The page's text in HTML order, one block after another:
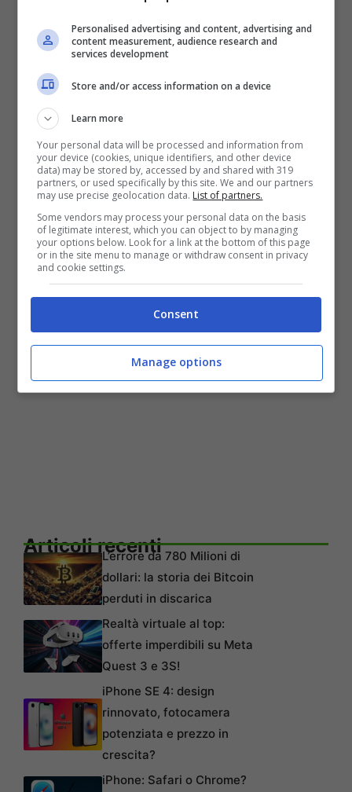
PS Network, circa 2.2 milioni di utenti, ma
potrebbe trattare ben 77 milioni di utenti.
Numerose organizzazioni anche italiane
stanno organizzando una class-action per la
poca chiarezza di Sony ma anche per la
privacy violata per milioni di utenti.Il
presidente Kax Hirai ha riferito che Sony sarà
pronta a risarcire tutti gli utenti danneggiati
da questo attacco , riservando speciali
download ai clienti .
Articoli recentiL’errore da 780 Milioni di
dollari: la storia dei Bitcoin
perduti in discarica
Realtà virtuale al top:
offerte imperdibili su Meta
Quest 3 e 3S!
iPhone SE 4: design
rinnovato, fotocamera
potenziata e prezzo in
crescita?
iPhone: Safari o Chrome?
Personalised advertising and content, advertising and
content measurement, audience research and
services development
Store and/or access information on a device
Learn more
Your personal data will be processed and information from
your device (cookies, unique identifiers, and other device
data) may be stored by, accessed by and shared with 319
partners, or used specifically by this site. We and our partners
may use precise geolocation data. List of partners.
Some vendors may process your personal data on the basis
of legitimate interest, which you can object to by managing
your options below. Look for a link at the bottom of this page
or in the site menu to manage or withdraw consent in privacy
and cookie settings.
Consent
Manage options